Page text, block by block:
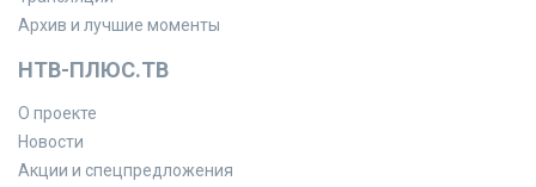
Архив и лучшие моменты
НТВ-ПЛЮС.ТВ
О проекте
Новости
Акции и спецпредложения